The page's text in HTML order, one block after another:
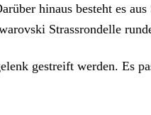
hinaus besteht es
Strassrondelle
gestreift werden. Es